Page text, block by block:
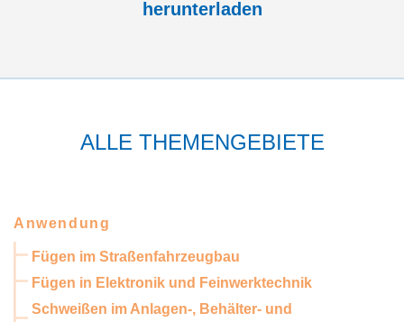
herunterladen
ALLE THEMENGEBIETE
Anwendung
Fügen im Straßenfahrzeugbau
Fügen in Elektronik und Feinwerktechnik
Schweißen im Anlagen-, Behälter- und